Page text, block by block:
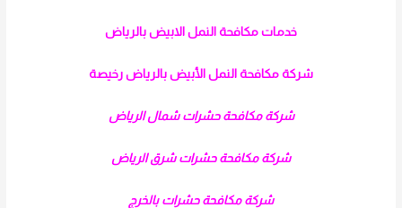
خدمات مكافحة النمل الابيض بالرياض
شركة مكافحة النمل الأبيض بالرياض رخيصة
شركة مكافحة حشرات شمال الرياض
شركة مكافحة حشرات شرق الرياض
شركة مكافحة حشرات بالخرج